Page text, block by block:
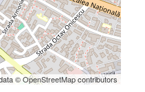
©OpenStreetMapcontributors